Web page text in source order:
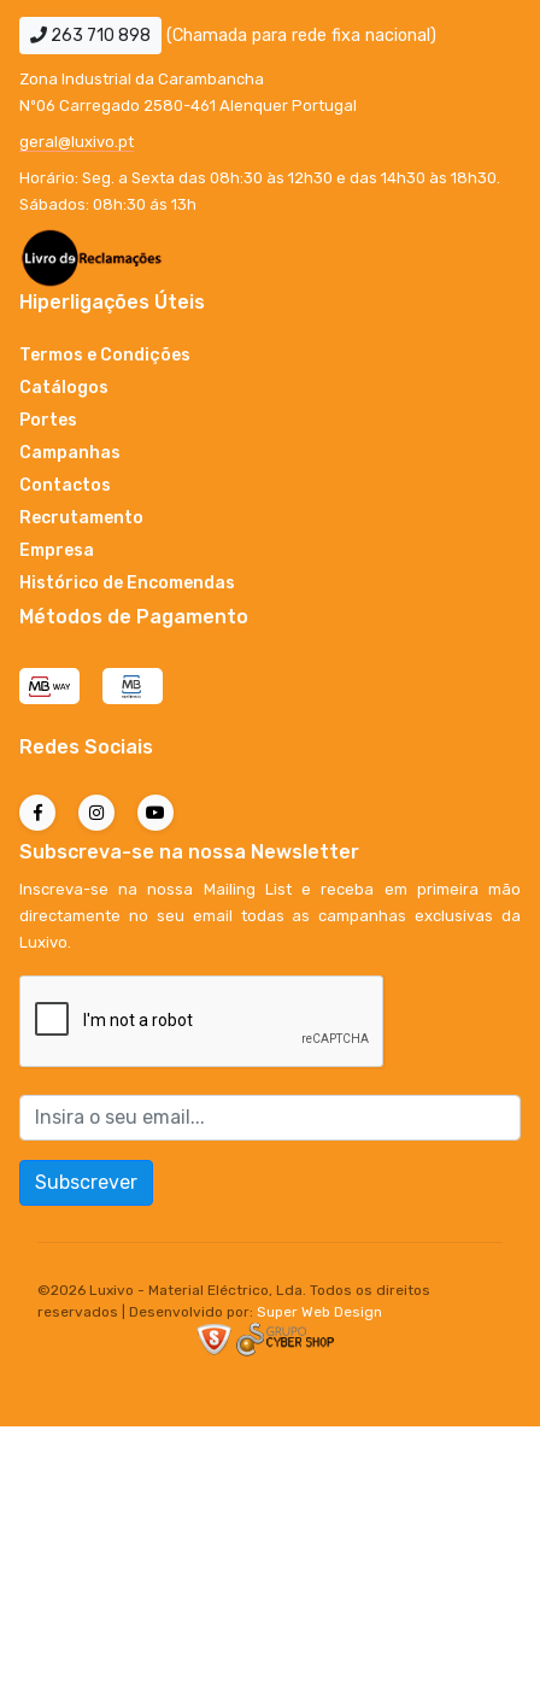
263 710 898 (Chamada para rede fixa nacional)
Zona Industrial da Carambancha
Nº06 Carregado 2580-461 Alenquer Portugal
geral@luxivo.pt
Horário: Seg. a Sexta das 08h:30 às 12h30 e das 14h30 às 18h30.
Sábados: 08h:30 ás 13h
Hiperligações Úteis
Termos e Condições
Catálogos
Portes
Campanhas
Contactos
Recrutamento
Empresa
Histórico de Encomendas
Métodos de Pagamento
Redes Sociais
Subscreva-se na nossa Newsletter
Inscreva-se na nossa Mailing List e receba em primeira mão
directamente no seu email todas as campanhas exclusivas da
Luxivo.
Subscrever
©2026 Luxivo - Material Eléctrico, Lda. Todos os direitos
reservados | Desenvolvido por: Super Web Design